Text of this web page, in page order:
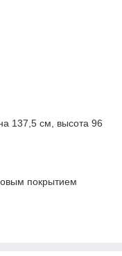
137,5 см, высота 96
покрытием